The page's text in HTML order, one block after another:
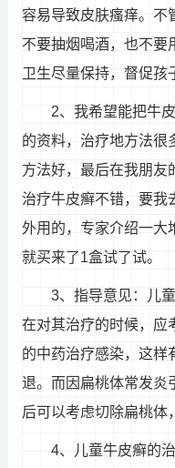
容易导致皮肤瘙痒。不
不要抽烟喝酒，也不要
卫生尽量保持，督促孩
2、我希望能把牛
的资料，治疗地方法很
方法好，最后在我朋友
治疗牛皮癣不错，要我
外用的，专家介绍一大
就买来了1盒试了试。
3、指导意见：儿
在对其治疗的时候，应
的中药治疗感染，这样
退。而因扁桃体常发炎
后可以考虑切除扁桃体
4、儿童牛皮癣的